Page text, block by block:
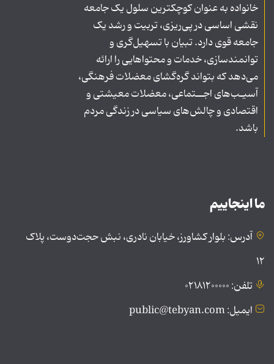
خانواده به عنوان کوچکترین سلول یک جامعه
نقشی اساسی در پی‌ریزی، تربیت و رشد یک
جامعه قوی دارد. تبیان با تسهیل‌گری و
توانمندسازی، خدمات و محتواهایی را ارائه
می‌دهد که بتواند گره‌گشای معضلات فرهنگی،
آسیـب‌های اجــتماعی، معضلات معیشتی و
اقتصادی و چالش‌های سیاسی در زندگی مردم
باشد.
ما اینجاییم
آدرس: بلوار کشاورز، خیابان نادری، نبش حجت‌دوست، پلاک
۱۲
تلفن: ۰۲۱۸۱۲۰۰۰۰۰
ایمیل: public@tebyan.com